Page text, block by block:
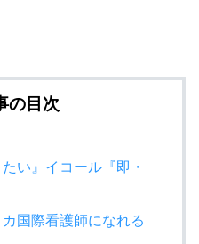
の目次
い』イコール『即・
国際看護師になれる